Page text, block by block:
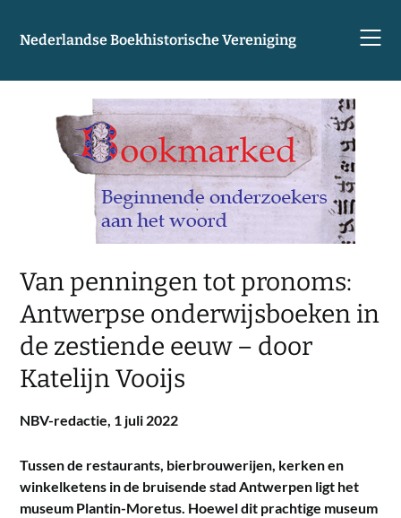
Nederlandse Boekhistorische Vereniging
Van penningen tot pronoms:
Antwerpse onderwijsboeken in
de zestiende eeuw – door
Katelijn Vooijs
NBV-redactie, 1 juli 2022
Tussen de restaurants, bierbrouwerijen, kerken en
winkelketens in de bruisende stad Antwerpen ligt het
museum Plantin-Moretus. Hoewel dit prachtige museum